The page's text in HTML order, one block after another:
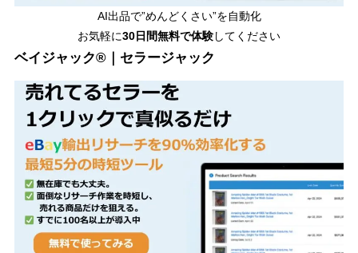
AI出品で”めんどくさい”を自動化
お気軽に30日間無料で体験してください
ベイジャック®｜セラージャック